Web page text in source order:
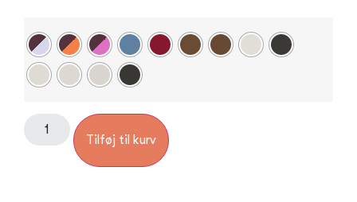
Tilføj til kurv